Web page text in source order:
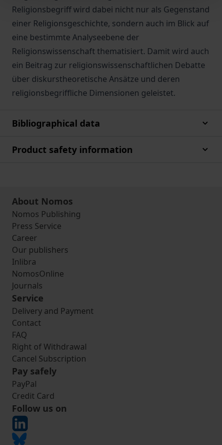
Religionsbegriff wird dabei nicht nur als Gegenstand
einer Religionsgeschichte, sondern auch im Blick auf
eine bestimmte Analyseebene der
Religionswissenschaft thematisiert. Damit wird auch
ein Beitrag zur religionswissenschaftlichen Debatte
über diskurstheoretische Ansätze und deren
religionsbegriffliche Dimensionen geleistet.
Bibliographical data
Product safety information
About Nomos
Nomos Publishing
Press Service
Career
Our publishers
Inlibra
NomosOnline
Journals
Service
Delivery and Payment
Contact
FAQ
Right of Withdrawal
Cancel Subscription
Pay safely
PayPal
Credit Card
Follow us on